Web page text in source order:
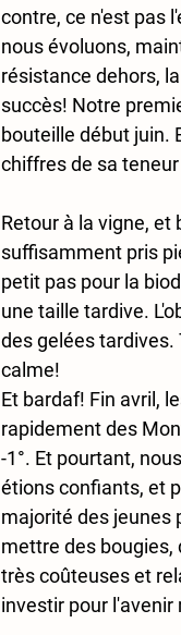
contre, ce n'est pas
nous évoluons,
résistance dehors,
succès! Notre
bouteille début juin.
chiffres de sa
Retour à la vigne,
suffisamment pris
petit pas pour la
une taille tardive.
des gelées
calme!
Et bardaf! Fin avril,
rapidement des
-1°. Et pourtant,
étions confiants, et
majorité des jeunes
mettre des bougies,
très coûteuses et
investir pour l'avenir